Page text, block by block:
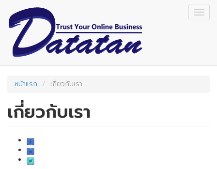
main
content
หน้าแรก เกี่ยวกับเรา
เกี่ยวกับเรา